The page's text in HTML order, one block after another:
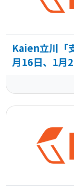
Kaien立川「
月16日、1月